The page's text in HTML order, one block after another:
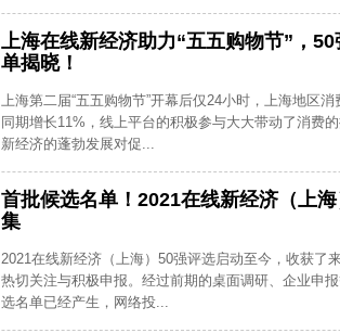
上海在线新经济助力“五五购物节”，
单揭晓！
上海第二届“五五购物节”开幕后仅24小时，上海地区
同期增长11%，线上平台的积极参与大大带动了消费
新经济的蓬勃发展对促...
首批候选名单！2021在线新经济（上
集
2021在线新经济（上海）50强评选启动至今，收获了
热切关注与积极申报。经过前期的桌面调研、企业申
选名单已经产生，网络投...